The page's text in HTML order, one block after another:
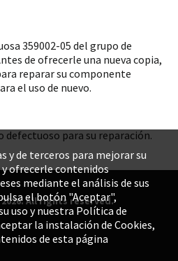
359002-05 del grupo de
de ofrecerle una nueva copia,
reparar su componente
el uso de nuevo.
defectuoso para su reparación.
2026. All rights reserved.
y de terceros para mejorar su
y ofrecerle contenidos
mediante el análisis de sus
el botón "Aceptar",
uso y nuestra Política de
la instalación de Cookies,
de esta página